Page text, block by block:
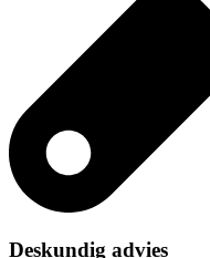
Deskundig advies